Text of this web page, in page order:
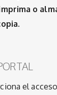
o
el